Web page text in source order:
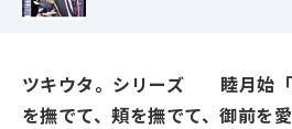
ツキウタ。シリーズ 睦月始
を撫でて、頬を撫でて、御前を